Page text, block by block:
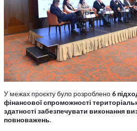
У межах проєкту було розроблено 6
фінансової спроможності
здатності забезпечувати виконання
повноважень.